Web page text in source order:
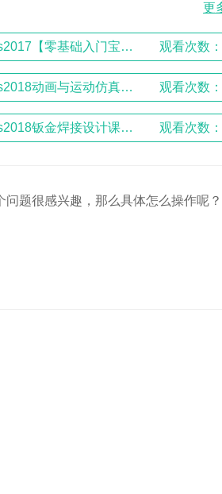
更
SolidWorks2017【零基础入门宝典】 观看次数
SolidWorks2018动画与运动仿真（操作+技巧+案例） 观看次数
SolidWorks2018钣金焊接设计课程（操作+技巧+案例） 观看次数
题很感兴趣，那么具体怎么操作呢